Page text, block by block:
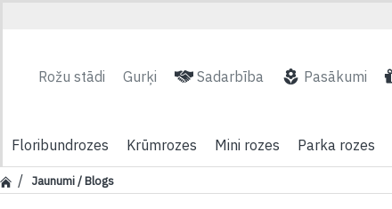
Rožu stādi Gurķi Sadarbība Pasākumi
Floribundrozes Krūmrozes Mini rozes Parka rozes
Jaunumi / Blogs